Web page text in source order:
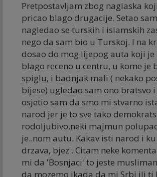
Pretpostavljam zbog naglaska
pricao blago drugacije. Setao
nagledao se turskih i islamskih
nego da sam bio u Turskoj. I na
dosao do mog lijepog auta koji
blago receno u centru, u kome je
spiglu, i badnjak mali ( nekako
bijese) ugledao sam ono bratsvo
osjetio sam da smo mi stvarno
narod jer je to sve tako
rodoljubivo,neki majmun
je..nom autu. Kakav isti narod i
drzava, bjez'. Citam neke
mi da 'Bosnjaci' to jeste
da mozemo ikada da mi Srbi ili ti